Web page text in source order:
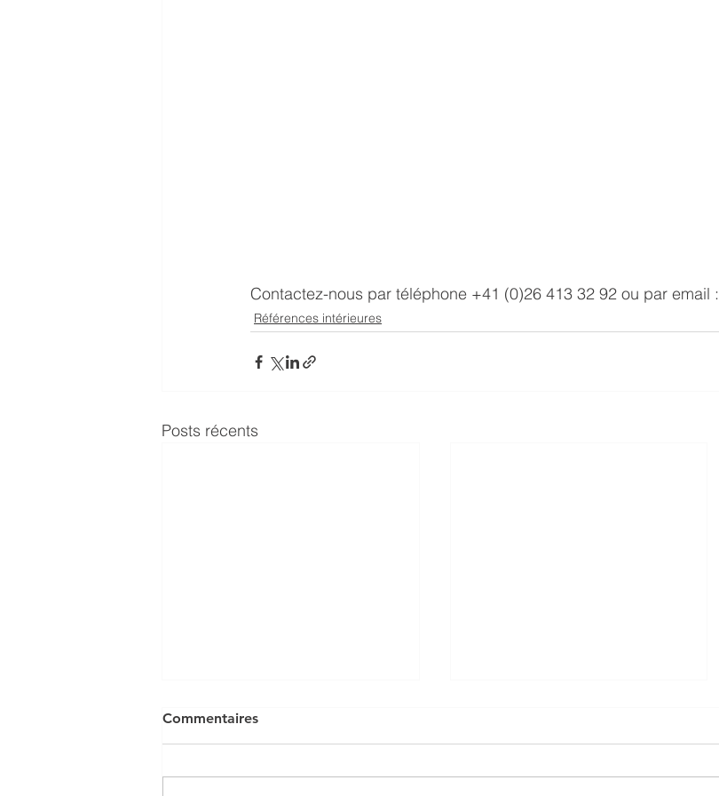
Contactez-nous par téléphone +41 (0)26 413 32 92 ou par email :
Références intérieures
Posts récents
Commentaires